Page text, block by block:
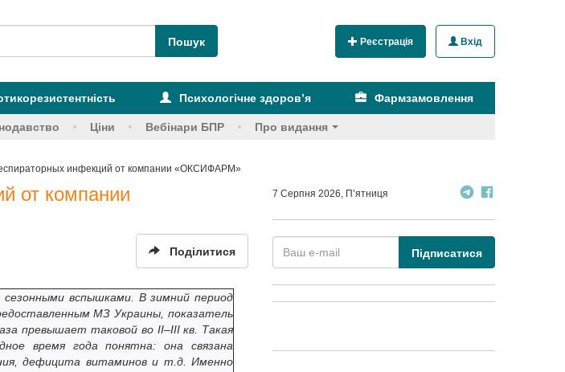
Реєстрація Вхід
Психологічне здоров’я Фармзамовлення
Ціни Вебінари БПР Про видання
инфекций от компании «ОКСИФАРМ»
от компании
Поділитися
вспышками. В зимний период
МЗ Украины, показатель
превышает таковой во II–III кв. Такая
время года понятна: она связана
дефицита витаминов и т.д. Именно
7 Серпня 2026, П’ятниця
Підписатися